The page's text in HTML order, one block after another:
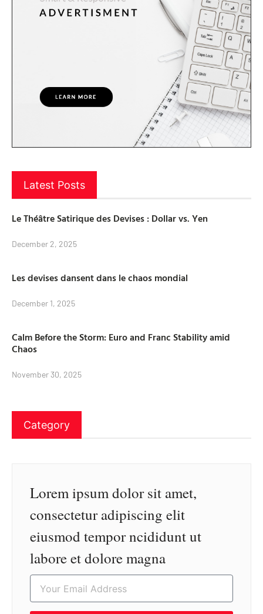
Latest Posts
Le Théâtre Satirique des Devises : Dollar vs. Yen
December 2, 2025
Les devises dansent dans le chaos mondial
December 1, 2025
Calm Before the Storm: Euro and Franc Stability amid
Chaos
November 30, 2025
Category
Lorem ipsum dolor sit amet,
consectetur adipiscing elit
eiusmod tempor ncididunt ut
labore et dolore magna